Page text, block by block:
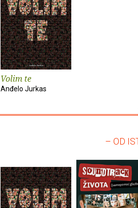
Volim te
Anđelo Jurkas
– OD